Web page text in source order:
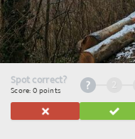
Spot correct?
Score: 0 points 2